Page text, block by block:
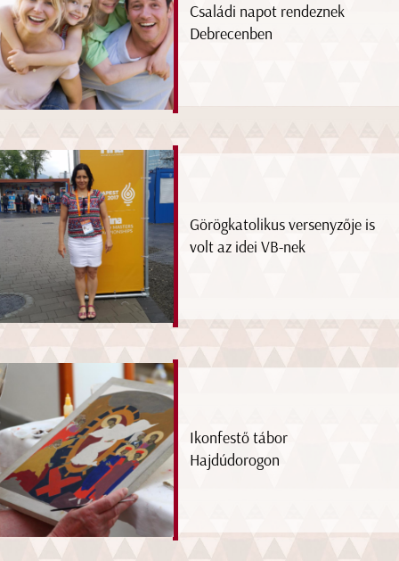
Családi napot rendeznek
Debrecenben
Görögkatolikus versenyzője is
volt az idei VB-nek
Ikonfestő tábor
Hajdúdorogon